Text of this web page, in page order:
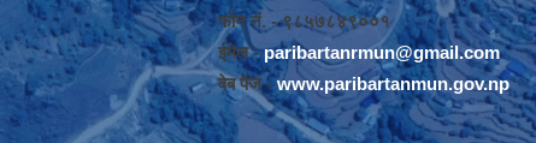
फोन नंं. - ९८५७८४९००१
ईमेल -paribartanrmun@gmail.com
वेब पेज -www.paribartanmun.gov.np